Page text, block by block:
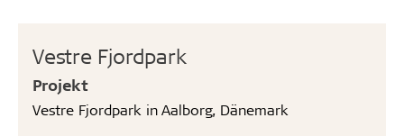
Vestre Fjordpark
Projekt
Vestre Fjordpark in Aalborg, Dänemark